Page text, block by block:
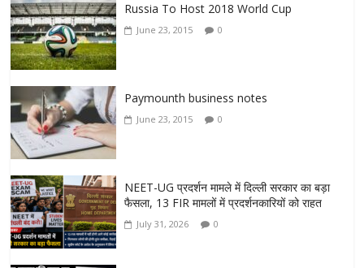
Russia To Host 2018 World Cup
June 23, 2015 0
Paymounth business notes
June 23, 2015 0
NEET-UG प्रदर्शन मामले में दिल्ली सरकार का बड़ा
फैसला, 13 FIR मामलों में प्रदर्शनकारियों को राहत
July 31, 2026 0